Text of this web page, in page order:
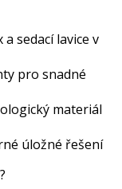
sedací lavice v
pro snadné
materiál
úložné řešení